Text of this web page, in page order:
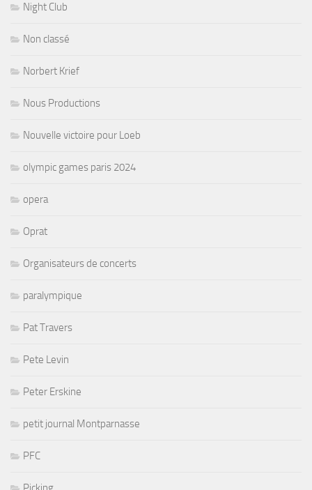
Night Club
Non classé
Norbert Krief
Nous Productions
Nouvelle victoire pour Loeb
olympic games paris 2024
opera
Oprat
Organisateurs de concerts
paralympique
Pat Travers
Pete Levin
Peter Erskine
petit journal Montparnasse
PFC